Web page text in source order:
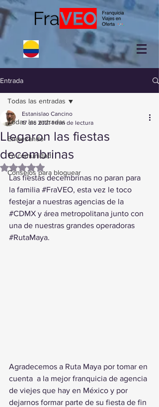
Entrada
Todas las entradas
Empezando
Tu comunidad
Consejos para bloguear
Todas las entradas
Llegaron las fiestas
decembrinas
Estanislao Cancino
17 dic 2021 1 min de lectura
Obtuvo NaN de 5 estrellas.
Las fiestas decembrinas no paran para
la familia #FraVEO, esta vez le toco
festejar a nuestras agencias de la
#CDMX y área metropolitana junto con
una de nuestras grandes operadoras
#RutaMaya.
Agradecemos a Ruta Maya por tomar en
cuenta  a la mejor franquicia de agencia
de viejes que hay en México y por
dejarnos formar parte de su fiesta de fin